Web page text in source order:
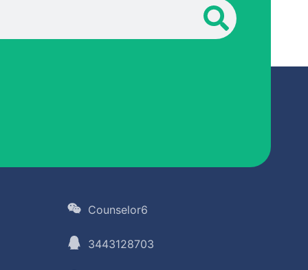
Counselor6
3443128703